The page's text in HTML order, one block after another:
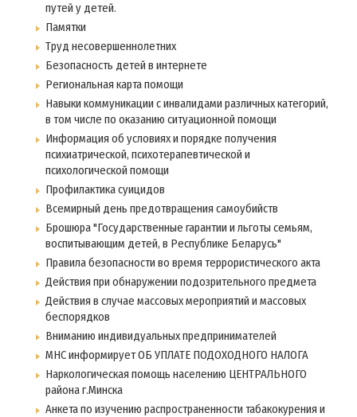
путей у детей.
Памятки
Труд несовершеннолетних
Безопасность детей в интернете
Региональная карта помощи
Навыки коммуникации с инвалидами различных категорий,
в том числе по оказанию ситуационной помощи
Информация об условиях и порядке получения
психиатрической, психотерапевтической и
психологической помощи
Профилактика суицидов
Всемирный день предотвращения самоубийств
Брошюра "Государственные гарантии и льготы семьям,
воспитывающим детей, в Республике Беларусь"
Правила безопасности во время террористического акта
Действия при обнаружении подозрительного предмета
Действия в случае массовых мероприятий и массовых
беспорядков
Вниманию индивидуальных предпринимателей
МНС информирует ОБ УПЛАТЕ ПОДОХОДНОГО НАЛОГА
Наркологическая помощь населению ЦЕНТРАЛЬНОГО
района г.Минска
Анкета по изучению распространенности табакокурения и